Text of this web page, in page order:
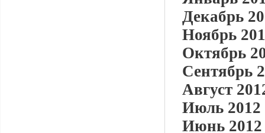
Декабрь
Ноябрь
Октябрь
Сентябрь
Август
Июль 2012
Июнь 2012